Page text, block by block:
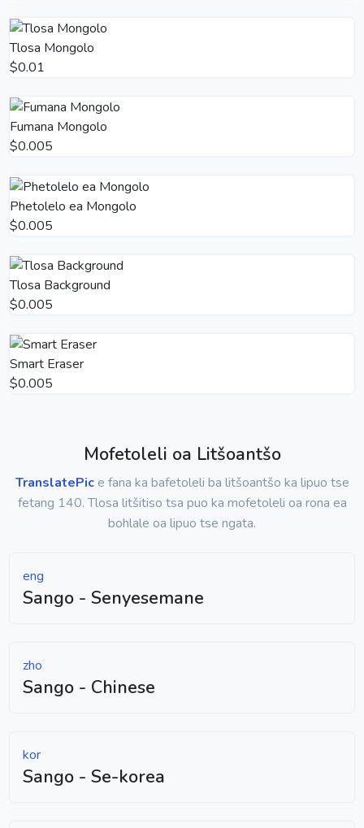
Tlosa Mongolo
$0.01
Fumana Mongolo
$0.005
Phetolelo ea Mongolo
$0.005
Tlosa Background
$0.005
Smart Eraser
$0.005
Mofetoleli oa Litšoantšo
TranslatePice fana ka bafetoleli ba litšoantšo ka lipuo tse
fetang 140. Tlosa litšitiso tsa puo ka mofetoleli oa rona ea
bohlale oa lipuo tse ngata.
eng
Sango - Senyesemane
zho
Sango - Chinese
kor
Sango - Se-korea